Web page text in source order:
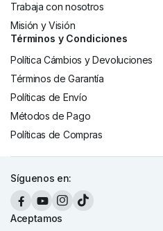
Trabaja con nosotros
Misión y Visión
Términos y Condiciones
Política Cámbios y Devoluciones
Términos de Garantía
Políticas de Envío
Métodos de Pago
Políticas de Compras
Síguenos en:
Aceptamos